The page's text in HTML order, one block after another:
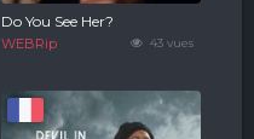
43 vues
Do You See Her?
WEBRip